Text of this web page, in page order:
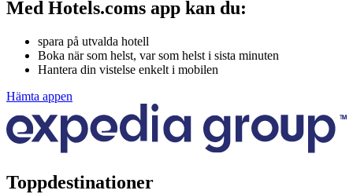
Med Hotels.coms app kan du:
spara på utvalda hotell
Boka när som helst, var som helst i sista minuten
Hantera din vistelse enkelt i mobilen
Hämta appen
Toppdestinationer